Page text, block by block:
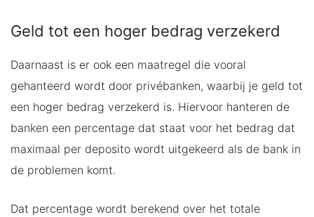
Geld tot een hoger bedrag verzekerd
Daarnaast is er ook een maatregel die vooral
gehanteerd wordt door privébanken, waarbij je geld tot
een hoger bedrag verzekerd is. Hiervoor hanteren de
banken een percentage dat staat voor het bedrag dat
maximaal per deposito wordt uitgekeerd als de bank in
de problemen komt.
Dat percentage wordt berekend over het totale